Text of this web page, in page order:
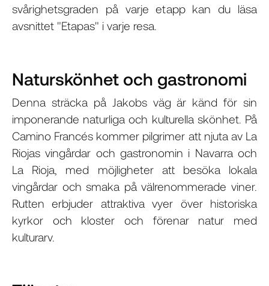
svårighetsgraden på varje etapp kan du läsa
avsnittet "Etapas" i varje resa.
Naturskönhet och gastronomi
Denna sträcka på Jakobs väg är känd för sin
imponerande naturliga och kulturella skönhet. På
Camino Francés kommer pilgrimer att njuta av La
Riojas vingårdar och gastronomin i Navarra och
La Rioja, med möjligheter att besöka lokala
vingårdar och smaka på välrenommerade viner.
Rutten erbjuder attraktiva vyer över historiska
kyrkor och kloster och förenar natur med
kulturarv.